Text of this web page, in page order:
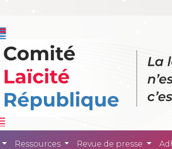
Ressources Revue de presse